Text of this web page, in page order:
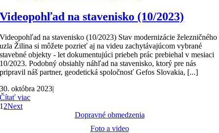
Videopohľad na stavenisko (10/2023)
Videopohľad na stavenisko (10/2023) Stav modernizácie železničného
uzla Žilina si môžete pozrieť aj na videu zachytávajúcom vybrané
stavebné objekty - let dokumentujúci priebeh prác prebiehal v mesiaci
10/2023. Podobný obsiahly náhľad na stavenisko, ktorý pre nás
pripravil náš partner, geodetická spoločnosť Gefos Slovakia, [...]
30. októbra 2023|
Čítať viac
1 2Next
Dopravné obmedzenia
Foto a video